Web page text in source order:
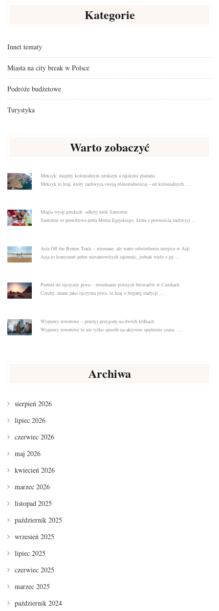
Kategorie
Innet tematy
Miasta na city break w Polsce
Podróże budżetowe
Turystyka
Warto zobaczyć
Meksyk: między kolonialnym urokiem a rajskimi plażami
Meksyk to kraj, który zachwyca swoją różnorodnością – od kolonialnych …
Magia wysp greckich: odkryj urok Santorini
Santorini to prawdziwa perła Morza Egejskiego, która z pewnością zachwyci …
Asia Off the Beaten Track – nieznane, ale warte odwiedzenia miejsca w Azji
Azja to kontynent pełen niesamowitych tajemnic, jednak wiele z jej …
Podróż do ojczyzny piwa – zwiedzanie piwnych browarów w Czechach
Czechy, znane jako ojczyzna piwa, to kraj o bogatej tradycji …
Wyprawy rowerowe – przeżyj przygodę na dwóch kółkach
Wyprawy rowerowe to nie tylko sposób na aktywne spędzenie czasu, …
Archiwa
sierpień 2026
lipiec 2026
czerwiec 2026
maj 2026
kwiecień 2026
marzec 2026
listopad 2025
październik 2025
wrzesień 2025
lipiec 2025
czerwiec 2025
marzec 2025
październik 2024